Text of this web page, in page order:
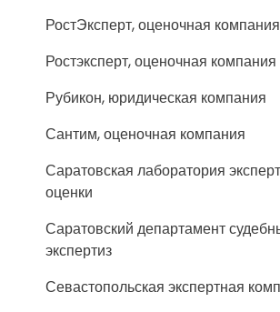
РостЭксперт, оценочная компания
Ростэксперт, оценочная компания
Рубикон, юридическая компания
Сантим, оценочная компания
Саратовская лаборатория
оценки
Саратовский департамент
экспертиз
Севастопольская экспертная